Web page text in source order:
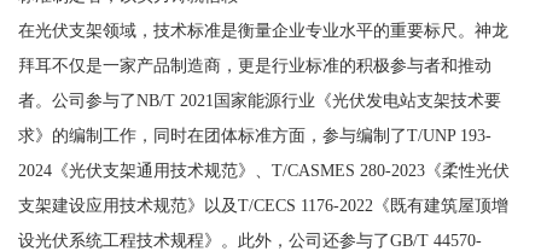
在光伏支架领域，技术标准是衡量企业专业水平的重要标尺。神龙
拜耳不仅是一家产品制造商，更是行业标准的积极参与者和推动
者。公司参与了NB/T 2021国家能源行业《光伏发电站支架技术要
求》的编制工作，同时在团体标准方面，参与编制了T/UNP 193-
2024《光伏支架通用技术规范》、T/CASMES 280-2023《柔性光伏
支架建设应用技术规范》以及T/CECS 1176-2022《既有建筑屋顶增
设光伏系统工程技术规程》。此外，公司还参与了GB/T 44570-